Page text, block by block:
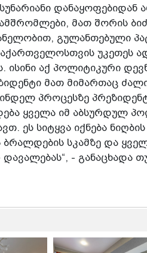
დანაყოფებიდან
მათ შორის
გულანთებული
უკეთეს
ისინი აქ პოლიტიკური
მათ მიმართაც
პროცესზე
ყველა იმ აბსურდულ
ეს სიტყვა იქნება
სკამზე და
- განაცხადა